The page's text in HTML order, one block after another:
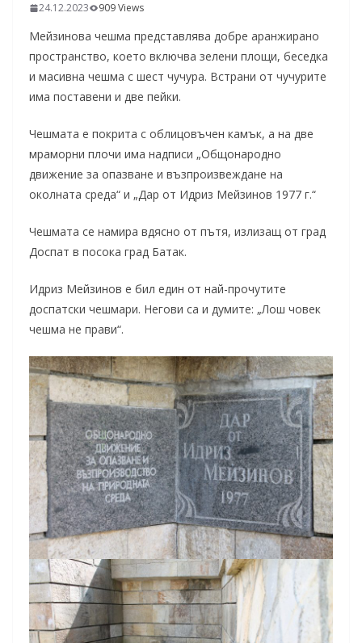
24.12.2023 909 Views
Мейзинова чешма представлява добре аранжирано
пространство, което включва зелени площи, беседка
и масивна чешма с шест чучура. Встрани от чучурите
има поставени и две пейки.
Чешмата е покрита с облицовъчен камък, а на две
мраморни плочи има надписи „Общонародно
движение за опазване и възпроизвеждане на
околната среда“ и „Дар от Идриз Мейзинов 1977 г.“
Чешмата се намира вдясно от пътя, излизащ от град
Доспат в посока град Батак.
Идриз Мейзинов е бил един от най-прочутите
доспатски чешмари. Негови са и думите: „Лош човек
чешма не прави“.